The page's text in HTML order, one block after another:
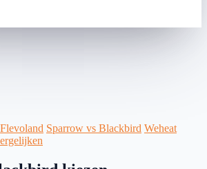
Flevoland Sparrow vs Blackbird Weheat